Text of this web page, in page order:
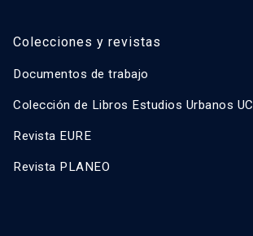
Colecciones y revistas
Documentos de trabajo
Colección de Libros Estudios Urbanos UC
Revista EURE
Revista PLANEO